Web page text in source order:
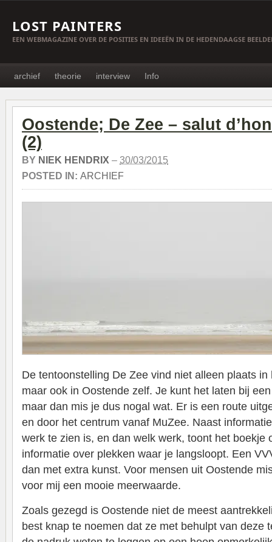
LOST PAINTERS
EEN WEBMAGAZINE OVER DE POSITIES EN IDEEËN IN DE HEDENDAAGSE
archief theorie interview Info
Oostende; De Zee – salut
(2)
BY NIEK HENDRIX – 30/03/2015
POSTED IN: ARCHIEF
De tentoonstelling De Zee vind niet alleen plaats
maar ook in Oostende zelf. Je kunt het laten bij
maar dan mis je dus nogal wat. Er is een route
en door het centrum vanaf MuZee. Naast
werk te zien is, en dan welk werk, toont het boekje
informatie over plekken waar je langsloopt. Een
dan met extra kunst. Voor mensen uit Oostende
voor mij een mooie meerwaarde.
Zoals gezegd is Oostende niet de meest
best knap te noemen dat ze met behulpt van deze